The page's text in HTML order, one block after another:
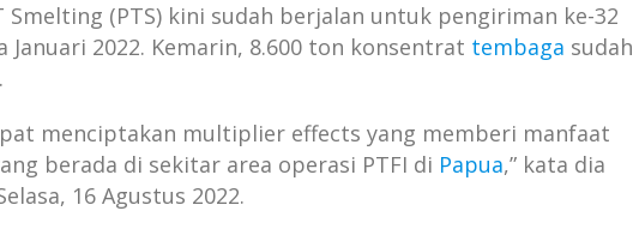
(PTS) kini sudah berjalan untuk pengiriman ke-32
2022. Kemarin, 8.600 ton konsentrat tembaga sudah
menciptakan multiplier effects yang memberi manfaat
berada di sekitar area operasi PTFI di Papua,” kata dia
16 Agustus 2022.